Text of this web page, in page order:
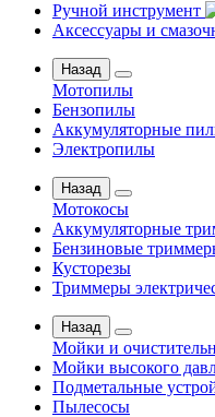
Ручной инструмент
Аксессуары и
Назад
Мотопилы
Бензопилы
Аккумуляторные
Электропилы
Назад
Мотокосы
Аккумуляторные
Бензиновые
Кусторезы
Триммеры
Назад
Мойки и
Мойки высокого
Подметальные
Пылесосы